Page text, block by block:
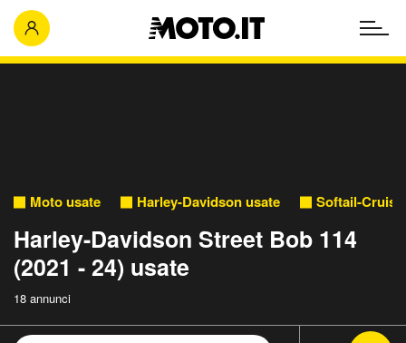
Moto usate Harley-Davidson usate Softail-
Harley-Davidson Street Bob 114
(2021 - 24) usate
18 annunci